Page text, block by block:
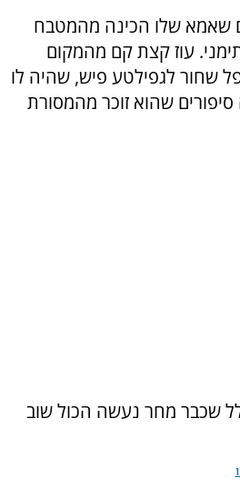
שאמא שלו הכינה מהמטבח
עוז קצת קם מהמקום
שחור לגפילטע פיש, שהיה לו
שהוא זוכר מהמסורת
שכבר מחר נעשה הכול שוב